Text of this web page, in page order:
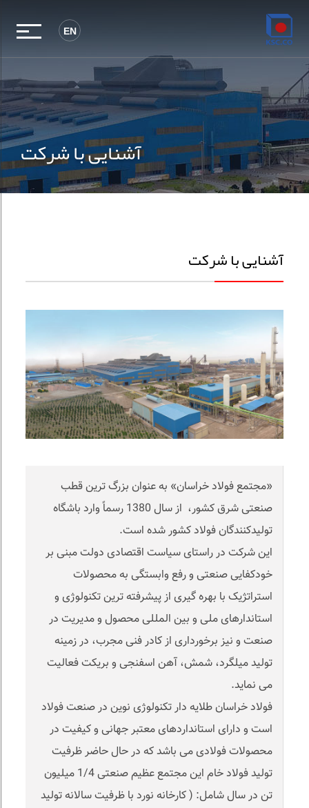
EN
آشنایی با شرکت
آشنایی با شرکت
«مجتمع فولاد خراسان» به عنوان بزرگ ترین قطب
صنعتی شرق کشور، از سال 1380 رسماً وارد باشگاه
تولیدکنندگان فولاد کشور شده است.
این شرکت در راستای سیاست اقتصادی دولت مبنی بر
خودکفایی صنعتی و رفع وابستگی به محصولات
استراتژیک با بهره گیری از پیشرفته ترین تکنولوژی و
استاندارهای ملی و بین المللی محصول و مدیریت در
صنعت و نیز برخورداری از کادر فنی مجرب، در زمینه
تولید میلگرد، شمش، آهن اسفنجی و بریکت فعالیت
می نماید.
فولاد خراسان طلایه دار تکنولوژی نوین در صنعت فولاد
است و دارای استانداردهای معتبر جهانی و کیفیت در
محصولات فولادی می باشد که در حال حاضر ظرفیت
تولید فولاد خام این مجتمع عظیم صنعتی 1/4 میلیون
تن در سال شامل: ( کارخانه نورد با ظرفیت سالانه تولید